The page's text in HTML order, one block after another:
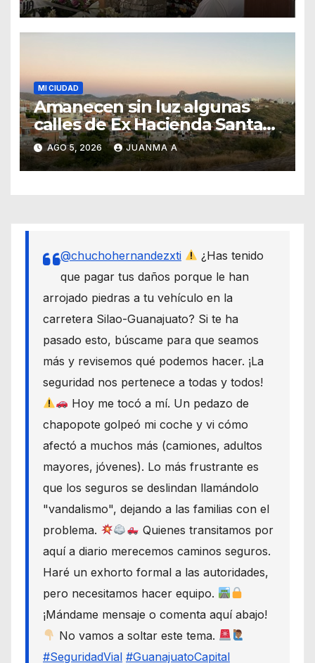
MI CIUDAD
Amanecen sin luz algunas
calles de Ex Hacienda Santa
Teresa
AGO 5, 2026 JUANMA A
@chuchohernandezxti
¿Has tenido
que pagar tus daños porque le han
arrojado piedras a tu vehículo en la
carretera Silao-Guanajuato? Si te ha
pasado esto, búscame para que seamos
más y revisemos qué podemos hacer. ¡La
seguridad nos pertenece a todas y todos!
Hoy me tocó a mí. Un pedazo de
chapopote golpeó mi coche y vi cómo
afectó a muchos más (camiones, adultos
mayores, jóvenes). Lo más frustrante es
que los seguros se deslindan llamándolo
"vandalismo", dejando a las familias con el
problema.
Quienes transitamos por
aquí a diario merecemos caminos seguros.
Haré un exhorto formal a las autoridades,
pero necesitamos hacer equipo.
¡Mándame mensaje o comenta aquí abajo!
No vamos a soltar este tema.
#SeguridadVial #GuanajuatoCapital